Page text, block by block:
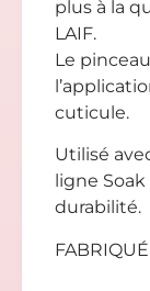
plus à la
LAIF.
Le
cuticule.
Utilisé
ligne
durabilité.